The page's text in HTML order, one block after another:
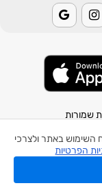
השימוש באתר ולצרכי
הפרטיות